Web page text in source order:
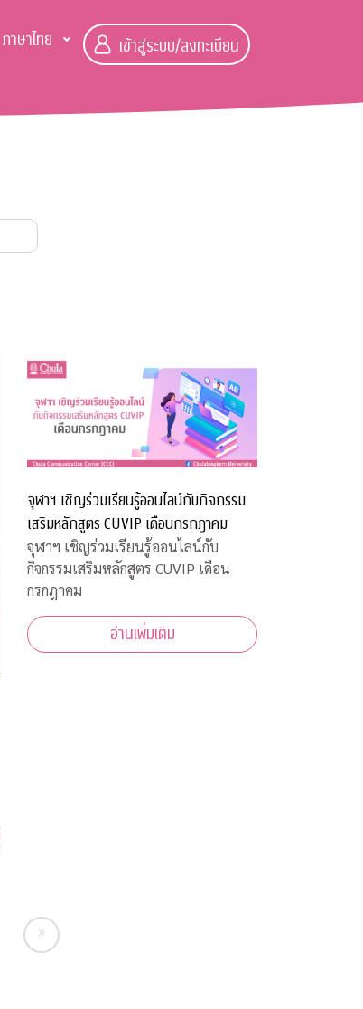
ภาษาไทย เข้าสู่ระบบ/ลงทะเบียน
จุฬาฯ เชิญร่วมเรียนรู้ออนไลน์กับกิจกรรม
เสริมหลักสูตร CUVIP เดือนกรกฎาคม
จุฬาฯ เชิญร่วมเรียนรู้ออนไลน์กับ
กิจกรรมเสริมหลักสูตร CUVIP เดือน
กรกฎาคม
อ่านเพิ่มเติม
»